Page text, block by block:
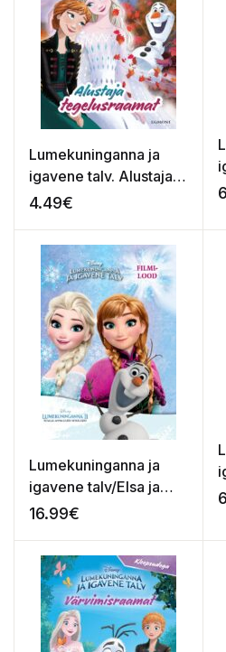
Lumekuninganna ja
igavene talv. Alustaja
tegelusraamat
4.49€
Lumekuninganna ja
igavene talv/Elsa ja
Anna uued seiklused.
16.99€